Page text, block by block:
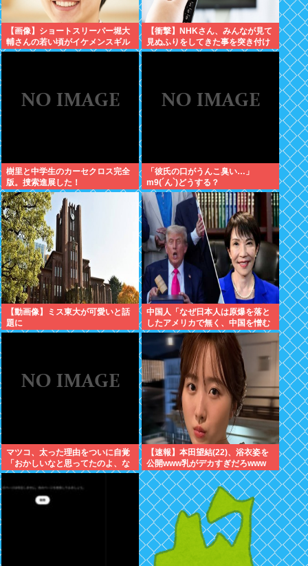
【画像】ショートスリーパー堀大
輔さんの若い頃がイケメンスギル
と話題にwww
【衝撃】NHKさん、みんなが見て
見ぬふりをしてきた事を突き付け
てしまう･･････････！！
樹里と中学生のカーセクロス完全
版。捜索進展した！
「彼氏の口がうんこ臭い…」
m9(´ん`)どうする？
【動画像】ミス東大が可愛いと話
題に
中国人「なぜ日本人は原爆を落と
したアメリカで無く、中国を憎む
のですか？」
マツコ、太った理由をついに自覚
「おかしいなと思ってたのよ、な
んで？って」
【速報】本田望結(22)、浴衣姿を
公開www乳がデカすぎだろwww